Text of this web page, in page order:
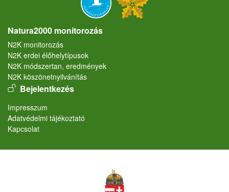
Natura2000 monitorozás
N2K monitorozás
N2K erdei élőhelytípusok
N2K módszertan, eredmények
N2K köszönetnyilvánítás
User account menu
Bejelentkezés
Lábléc
Impresszum
Adatvédelmi tájékoztató
Kapcsolat